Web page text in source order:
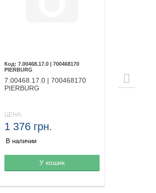
Товар в корзине
7.00468.17.0 | 700468170
PIERBURG
7.00468.17.0 | 700468170
PIERBURG
ЦЕНА:
1 376 грн.
В наличии
У кошик